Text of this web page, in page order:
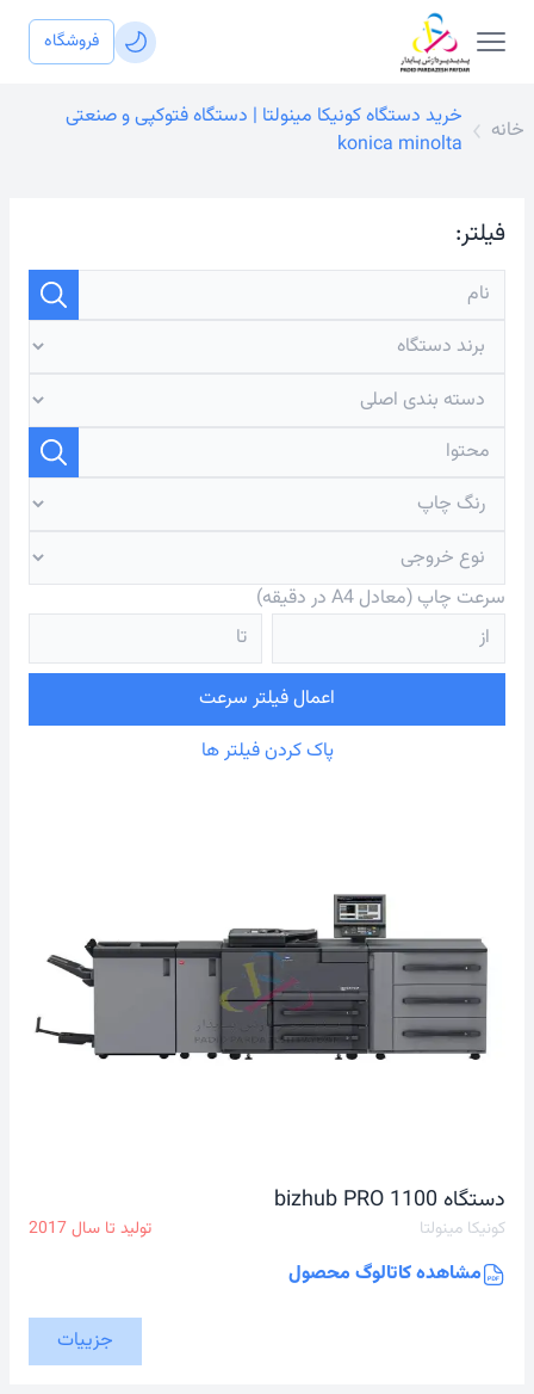
فروشگاه
خانه
خرید دستگاه کونیکا مینولتا | دستگاه فتوکپی و صنعتی
konica minolta
فیلتر:
سرعت چاپ (معادل A4 در دقیقه)
اعمال فیلتر سرعت
پاک کردن فیلتر ها
دستگاه bizhub PRO 1100
کونیکا مینولتا تولید تا سال2017
مشاهده کاتالوگ محصول
جزییات